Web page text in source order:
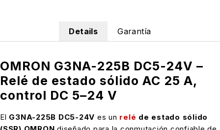
Details Garantía
OMRON G3NA-225B DC5-24V –
Relé de estado sólido AC 25 A,
control DC 5–24 V
El G3NA-225B DC5-24V es un relé de estado sólido